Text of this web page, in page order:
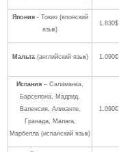
Япония - Токио (японский
язык)
1.830$
Мальта (английский язык) 1.090€
Испания – Саламанка,
Барселона, Мадрид,
Валенсия, Аликанте,
Гранада, Малага,
Марбелла (испанский язык)
1.090€